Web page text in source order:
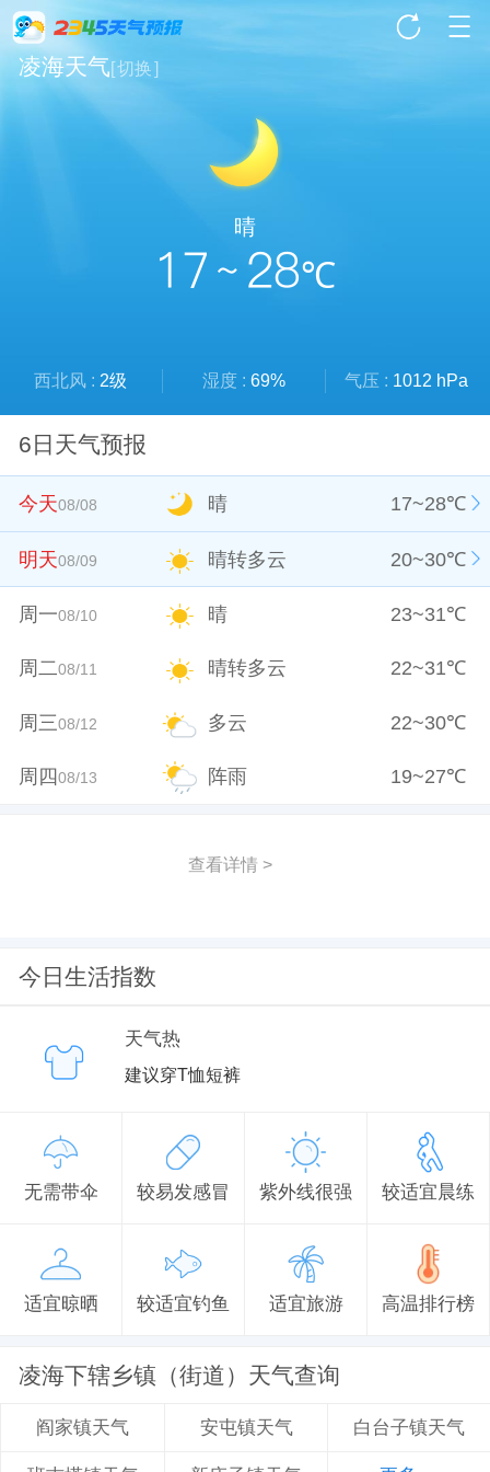
凌海天气[切换]
晴
17 ~ 28℃
西北风 : 2级 湿度 : 69% 气压 : 1012 hPa
6日天气预报
今天08/08 晴 17~28℃
明天08/09 晴转多云 20~30℃
周一08/10 晴 23~31℃
周二08/11 晴转多云 22~31℃
周三08/12 多云 22~30℃
周四08/13 阵雨 19~27℃
查看详情 >
今日生活指数
天气热
建议穿T恤短裤
无需带伞 较易发感冒 紫外线很强 较适宜晨练
适宜晾晒 较适宜钓鱼 适宜旅游 高温排行榜
凌海下辖乡镇（街道）天气查询
阎家镇天气 安屯镇天气 白台子镇天气